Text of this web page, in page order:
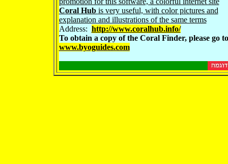
Coral Hub is very useful, with color pictures and
explanation and illustrations of the same terms
Address: http://www.coralhub.info/
To obtain a copy of the Coral Finder, please go to
www.byoguides.com